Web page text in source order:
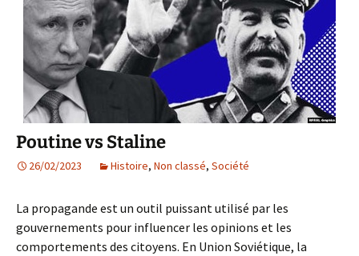
Poutine vs Staline
26/02/2023 Histoire, Non classé, Société
La propagande est un outil puissant utilisé par les
gouvernements pour influencer les opinions et les
comportements des citoyens. En Union Soviétique, la